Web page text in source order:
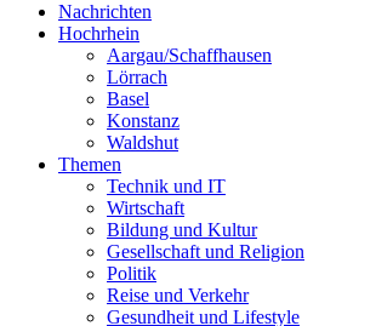
Nachrichten
Hochrhein
Aargau/Schaffhausen
Lörrach
Basel
Konstanz
Waldshut
Themen
Technik und IT
Wirtschaft
Bildung und Kultur
Gesellschaft und Religion
Politik
Reise und Verkehr
Gesundheit und Lifestyle